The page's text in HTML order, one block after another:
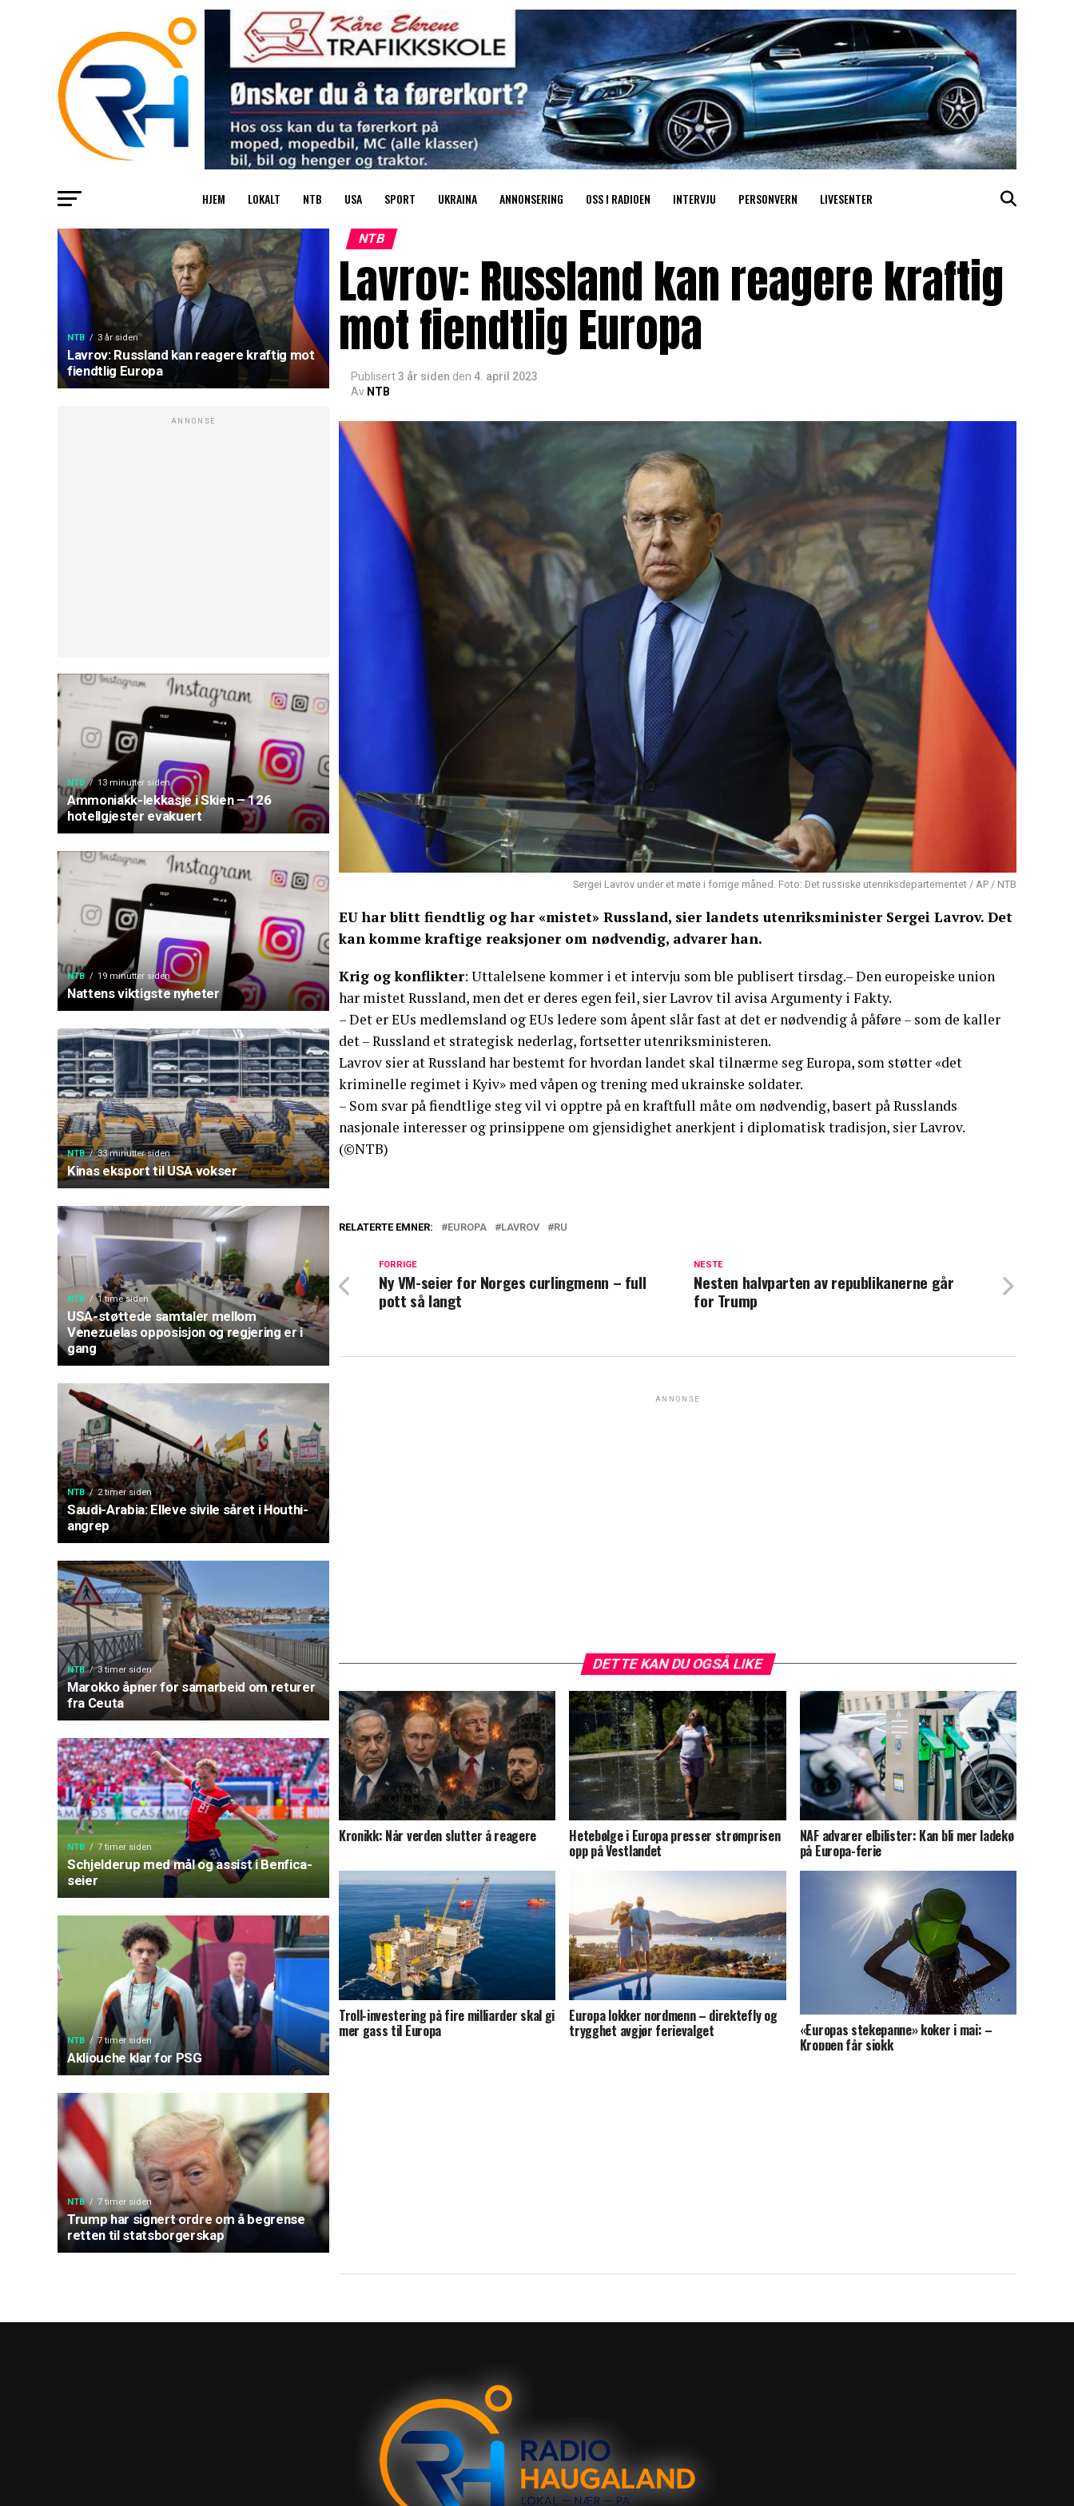
HJEM LOKALT NTB USA SPORT UKRAINA ANNONSERING OSS I RADIOEN INTERVJU PERSONVERN LIVESENTER
NTB 3 år siden
Lavrov: Russland kan reagere kraftig mot
fiendtlig Europa
ANNONSE
NTB 13 minutter siden
Ammoniakk-lekkasje i Skien – 126
hotellgjester evakuert
NTB 19 minutter siden
Nattens viktigste nyheter
NTB 33 minutter siden
Kinas eksport til USA vokser
NTB 1 time siden
USA-støttede samtaler mellom
Venezuelas opposisjon og regjering er i
gang
NTB 2 timer siden
Saudi-Arabia: Elleve sivile såret i Houthi-
angrep
NTB 3 timer siden
Marokko åpner for samarbeid om returer
fra Ceuta
NTB 7 timer siden
Schjelderup med mål og assist i Benfica-
seier
NTB 7 timer siden
Akliouche klar for PSG
NTB 7 timer siden
Trump har signert ordre om å begrense
retten til statsborgerskap
NTB
Lavrov: Russland kan reagere kraftig
mot fiendtlig Europa
Publisert3 år siden den 4. april 2023
Av NTB
Sergei Lavrov under et møte i forrige måned. Foto: Det russiske utenriksdepartementet / AP / NTB
EU har blitt fiendtlig og har «mistet» Russland, sier landets utenriksminister Sergei Lavrov. Det
kan komme kraftige reaksjoner om nødvendig, advarer han.
Krig og konflikter: Uttalelsene kommer i et intervju som ble publisert tirsdag.– Den europeiske union
har mistet Russland, men det er deres egen feil, sier Lavrov til avisa Argumenty i Fakty.
– Det er EUs medlemsland og EUs ledere som åpent slår fast at det er nødvendig å påføre – som de kaller
det – Russland et strategisk nederlag, fortsetter utenriksministeren.
Lavrov sier at Russland har bestemt for hvordan landet skal tilnærme seg Europa, som støtter «det
kriminelle regimet i Kyiv» med våpen og trening med ukrainske soldater.
– Som svar på fiendtlige steg vil vi opptre på en kraftfull måte om nødvendig, basert på Russlands
nasjonale interesser og prinsippene om gjensidighet anerkjent i diplomatisk tradisjon, sier Lavrov.
(©NTB)
RELATERTE EMNER: EUROPA LAVROV RU
NESTE
Nesten halvparten av republikanerne går
for Trump
FORRIGE
Ny VM-seier for Norges curlingmenn – full
pott så langt
ANNONSE
DETTE KAN DU OGSÅ LIKE
Kronikk: Når verden slutter å reagere Hetebølge i Europa presser strømprisen
opp på Vestlandet
NAF advarer elbilister: Kan bli mer ladekø
på Europa-ferie
Troll-investering på fire milliarder skal gi
mer gass til Europa
Europa lokker nordmenn – direktefly og
trygghet avgjør ferievalget «Europas stekepanne» koker i mai: –
Kroppen får sjokk